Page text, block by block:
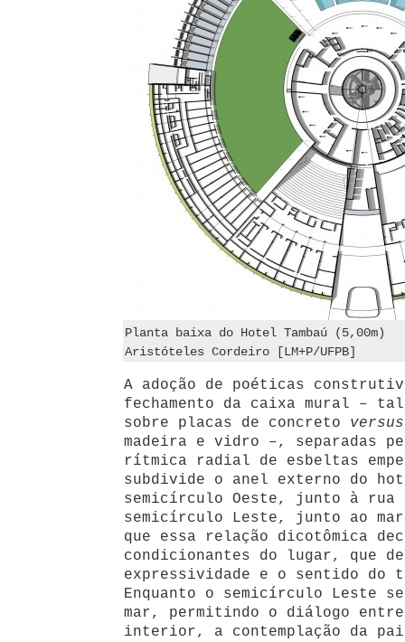
Planta baixa do Hotel Tambaú (5,00m)
Aristóteles Cordeiro [LM+P/UFPB]
A adoção de poéticas
fechamento da caixa mural –
sobre placas de concreto
madeira e vidro –, separadas
rítmica radial de esbeltas
subdivide o anel externo do
semicírculo Oeste, junto à rua
semicírculo Leste, junto ao
que essa relação dicotômica
condicionantes do lugar, que
expressividade e o sentido do
Enquanto o semicírculo Leste
mar, permitindo o diálogo
interior, a contemplação da